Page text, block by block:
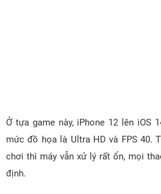
Ở tựa game này, iPhone 12 lên iOS
mức đồ họa là Ultra HD và FPS 40.
chơi thì máy vẫn xử lý rất ổn, mọi
định.